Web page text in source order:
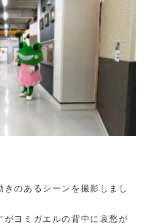
きのあるシーンを撮影しまし
ヨミガエルの背中に哀愁が